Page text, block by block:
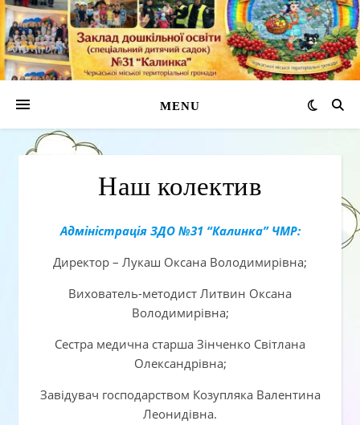
MENU
Наш колектив
Адміністрація ЗДО №31 “Калинка” ЧМР:
Директор – Лукаш Оксана Володимирівна;
Вихователь-методист Литвин Оксана
Володимирівна;
Сестра медична старша Зінченко Світлана
Олександрівна;
Завідувач господарством Козупляка Валентина
Леонидівна.